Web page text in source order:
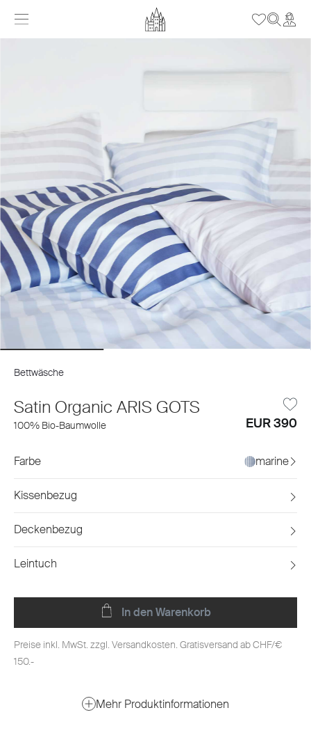
Bettwäsche
Satin Organic ARIS GOTS
100% Bio-Baumwolle EUR 390
Farbe marine
Kissenbezug
Deckenbezug
Leintuch
In den Warenkorb
Preise inkl. MwSt. zzgl. Versandkosten. Gratisversand ab CHF/€
150.-
Mehr Produktinformationen